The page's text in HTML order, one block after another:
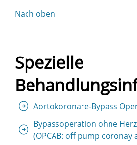
Nach oben
Spezielle
Aortokoronare-Bypass
Bypassoperation ohne
(OPCAB: off pump coronay